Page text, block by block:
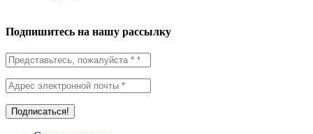
Подпишитесь на нашу рассылку